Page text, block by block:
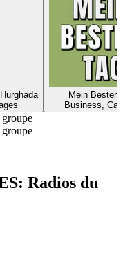
Mein Bester
Business,
Radios du